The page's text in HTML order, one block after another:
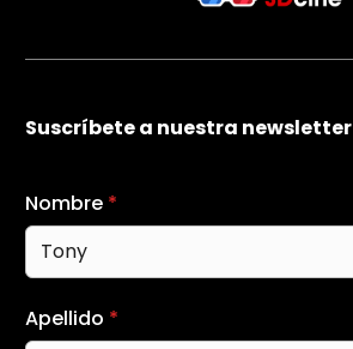
Suscríbete a nuestra newsletter
Nombre *
Apellido *